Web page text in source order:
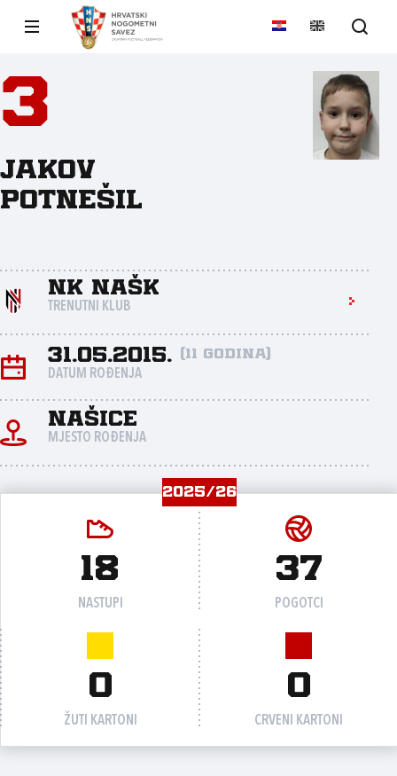
3
Jakov
Potnešil
NK NAŠK
TRENUTNI KLUB
31.05.2015. (11 godina)
DATUM ROĐENJA
Našice
MJESTO ROĐENJA
2025/26
18
NASTUPI
37
POGOTCI
0
ŽUTI KARTONI
0
CRVENI KARTONI